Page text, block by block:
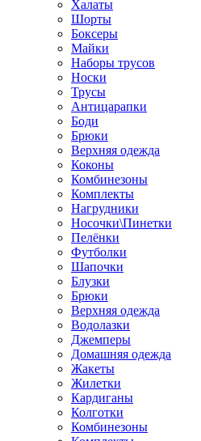
Халаты
Шорты
Боксеры
Майки
Наборы трусов
Носки
Трусы
Антицарапки
Боди
Брюки
Верхняя одежда
Коконы
Комбинезоны
Комплекты
Нагрудники
Носочки\Пинетки
Пелёнки
Футболки
Шапочки
Блузки
Брюки
Верхняя одежда
Водолазки
Джемперы
Домашняя одежда
Жакеты
Жилетки
Кардиганы
Колготки
Комбинезоны